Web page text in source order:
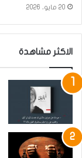
20 مايو، 2026
الاكثر مشاهدة